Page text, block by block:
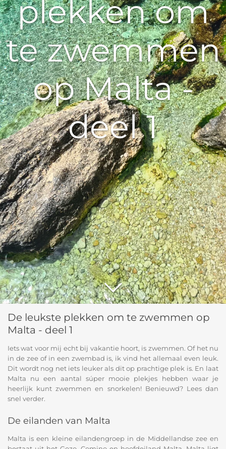
plekken om
te zwemmen
op Malta -
deel 1
De leukste plekken om te zwemmen op
Malta - deel 1
Iets wat voor mij echt bij vakantie hoort, is zwemmen. Of het nu
in de zee of in een zwembad is, ik vind het allemaal even leuk.
Dit wordt nog net iets leuker als dit op prachtige plek is. En laat
Malta nu een aantal súper mooie plekjes hebben waar je
heerlijk kunt zwemmen en snorkelen! Benieuwd? Lees dan
snel verder.
De eilanden van Malta
Malta is een kleine eilandengroep in de Middellandse zee en